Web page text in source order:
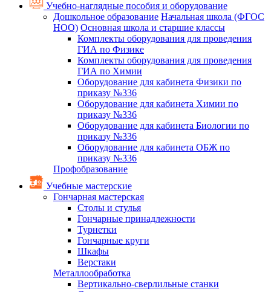
Учебно-наглядные пособия и оборудование
Дошкольное образование Начальная школа (ФГОС
НОО) Основная школа и старшие классы
Комплекты оборудования для проведения
ГИА по Физике
Комплекты оборудования для проведения
ГИА по Химии
Оборудование для кабинета Физики по
приказу №336
Оборудование для кабинета Химии по
приказу №336
Оборудование для кабинета Биологии по
приказу №336
Оборудование для кабинета ОБЖ по
приказу №336
Профобразование
Учебные мастерские
Гончарная мастерская
Столы и стулья
Гончарные принадлежности
Турнетки
Гончарные круги
Шкафы
Верстаки
Металлообработка
Вертикально-сверлильные станки